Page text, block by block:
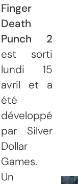
Finger
Death
Punch 2
est sorti
lundi 15
avril et a
été
développé
par Silver
Dollar
Games.
Un